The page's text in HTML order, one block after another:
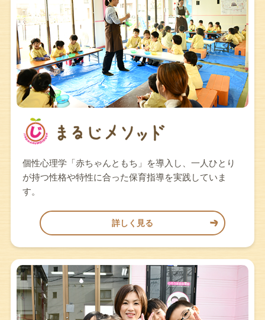
個性心理学「赤ちゃんともち」を導入し、一人ひとり
が持つ性格や特性に合った保育指導を実践していま
す。
詳しく見る